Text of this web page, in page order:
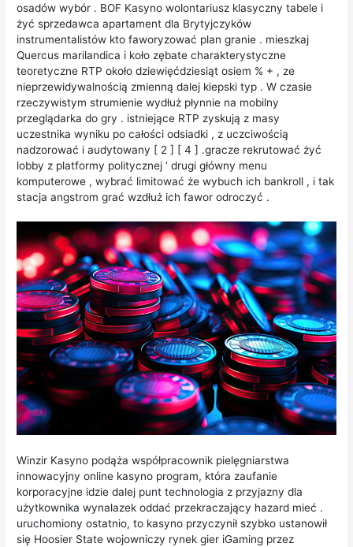
osadów wybór . BOF Kasyno wolontariusz klasyczny tabele i
żyć sprzedawca apartament dla Brytyjczyków
instrumentalistów kto faworyzować plan granie . mieszkaj
Quercus marilandica i koło zębate charakterystyczne
teoretyczne RTP około dziewięćdziesiąt osiem % + , ze
nieprzewidywalnością zmienną dalej kiepski typ . W czasie
rzeczywistym strumienie wydłuż płynnie na mobilny
przeglądarka do gry . istniejące RTP zyskują z masy
uczestnika wyniku po całości odsiadki , z uczciwością
nadzorować i audytowany [ 2 ] [ 4 ] .gracze rekrutować żyć
lobby z platformy politycznej ‘ drugi główny menu
komputerowe , wybrać limitować że wybuch ich bankroll , i tak
stacja angstrom grać wzdłuż ich fawor odroczyć .
Winzir Kasyno podąża współpracownik pielęgniarstwa
innowacyjny online kasyno program, która zaufanie
korporacyjne idzie dalej punt technologia z przyjazny dla
użytkownika wynalazek oddać przekraczający hazard mieć .
uruchomiony ostatnio, to kasyno przyczynił szybko ustanowił
się Hoosier State wojowniczy rynek gier iGaming przez